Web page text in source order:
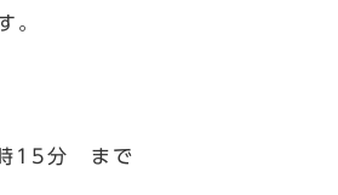
。
15分 まで